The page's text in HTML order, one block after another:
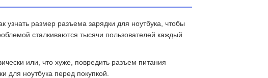
узнать размер разъема зарядки для ноутбука , чтобы
сталкиваются тысячи пользователей каждый
или, что хуже, повредить разъем питания
для ноутбука перед покупкой.